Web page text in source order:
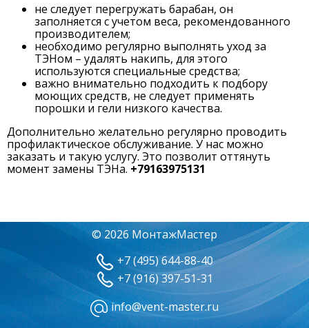
не следует перегружать барабан, он
заполняется с учетом веса, рекомендованного
производителем;
необходимо регулярно выполнять уход за
ТЭНом – удалять накипь, для этого
используются специальные средства;
важно внимательно подходить к подбору
моющих средств, не следует применять
порошки и гели низкого качества.
Дополнительно желательно регулярно проводить
профилактическое обслуживание. У нас можно
заказать и такую услугу. Это позволит оттянуть
момент замены ТЭНа. +79163975131
© 2026 МонтажМастер
+7 (495) 644-88-40
+7 (916) 397-51-31
info@vent-master.ru